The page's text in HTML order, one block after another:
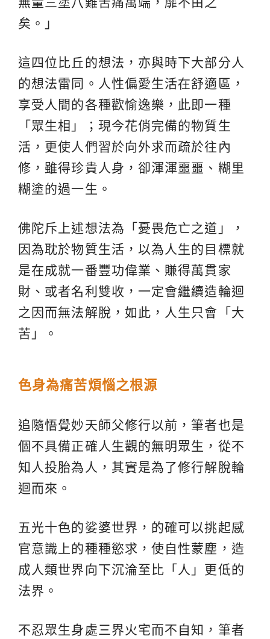
矣。」
這四位比丘的想法，亦與時下大部分人
的想法雷同。人性偏愛生活在舒適區，
享受人間的各種歡愉逸樂，此即一種
「眾生相」；現今花俏完備的物質生
活，更使人們習於向外求而疏於往內
修，雖得珍貴人身，卻渾渾噩噩、糊里
糊塗的過一生。
佛陀斥上述想法為「憂畏危亡之道」，
因為耽於物質生活，以為人生的目標就
是在成就一番豐功偉業、賺得萬貫家
財、或者名利雙收，一定會繼續造輪迴
之因而無法解脫，如此，人生只會「大
苦」。
色身為痛苦煩惱之根源
追隨悟覺妙天師父修行以前，筆者也是
個不具備正確人生觀的無明眾生，從不
知人投胎為人，其實是為了修行解脫輪
迴而來。
五光十色的娑婆世界，的確可以挑起感
官意識上的種種慾求，使自性蒙塵，造
成人類世界向下沉淪至比「人」更低的
法界。
不忍眾生身處三界火宅而不自知，筆者